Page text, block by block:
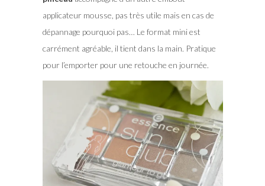
applicateur mousse, pas très utile mais en cas de
dépannage pourquoi pas… Le format mini est
carrément agréable, il tient dans la main. Pratique
pour l’emporter pour une retouche en journée.